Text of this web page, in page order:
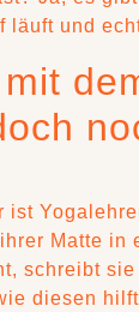
läuft und
ist
Matte in
schreibt
diesen